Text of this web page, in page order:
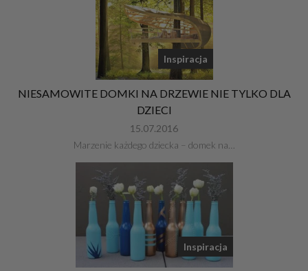
Inspiracja
NIESAMOWITE DOMKI NA DRZEWIE NIE TYLKO DLA
DZIECI
15.07.2016
Marzenie każdego dziecka – domek na…
Inspiracja